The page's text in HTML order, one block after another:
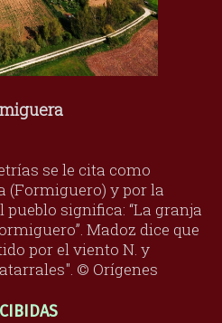
se le cita como
(Formiguero) y por la
significa: “La granja
Madoz dice que
por el viento N. y
© Orígenes